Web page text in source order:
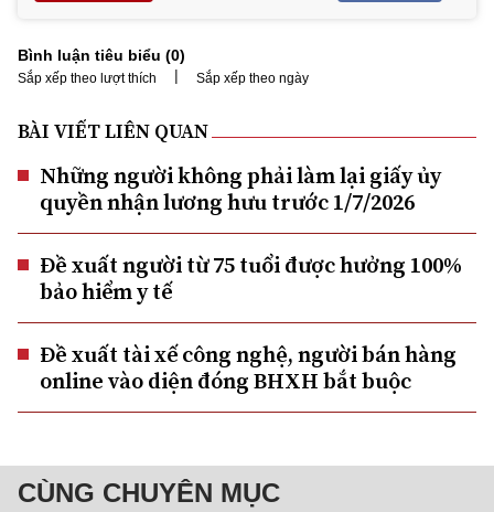
Bình luận tiêu biểu (0)
Sắp xếp theo lượt thích | Sắp xếp theo ngày
BÀI VIẾT LIÊN QUAN
Những người không phải làm lại giấy ủy
quyền nhận lương hưu trước 1/7/2026
Đề xuất người từ 75 tuổi được hưởng 100%
bảo hiểm y tế
Đề xuất tài xế công nghệ, người bán hàng
online vào diện đóng BHXH bắt buộc
CÙNG CHUYÊN MỤC